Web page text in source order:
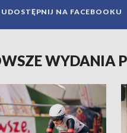
UDOSTĘPNIJ NA FACEBOOKU
WYDANIA